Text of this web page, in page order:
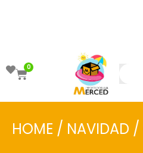
0
HOME / NAVIDAD /